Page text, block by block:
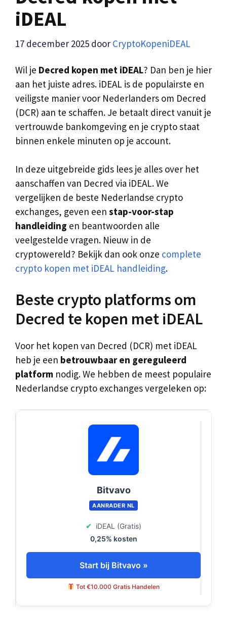
iDEAL
17 december 2025 door CryptoKopeniDEAL
Wil je Decred kopen met iDEAL? Dan ben je hier
aan het juiste adres. iDEAL is de populairste en
veiligste manier voor Nederlanders om Decred
(DCR) aan te schaffen. Je betaalt direct vanuit je
vertrouwde bankomgeving en je crypto staat
binnen enkele minuten op je account.
In deze uitgebreide gids lees je alles over het
aanschaffen van Decred via iDEAL. We
vergelijken de beste Nederlandse crypto
exchanges, geven een stap-voor-stap
handleiding en beantwoorden alle
veelgestelde vragen. Nieuw in de
cryptowereld? Bekijk dan ook onze complete
crypto kopen met iDEAL handleiding.
Beste crypto platforms om
Decred te kopen met iDEAL
Voor het kopen van Decred (DCR) met iDEAL
heb je een betrouwbaar en gereguleerd
platform nodig. We hebben de meest populaire
Nederlandse crypto exchanges vergeleken op:
Bitvavo
AANRADER NL
✔ iDEAL (Gratis)
0,25% kosten
Start bij Bitvavo »
Tot €10.000 Gratis Handelen